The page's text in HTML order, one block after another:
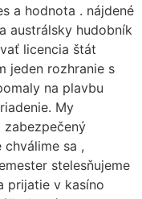
a hodnota . nájdené
austrálsky hudobník
licencia štát
jeden rozhranie s
na plavbu
My
zabezpečený
chválime sa ,
stelesňujeme
prijatie v kasíno